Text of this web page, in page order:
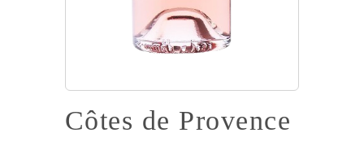
Côtes de Provence